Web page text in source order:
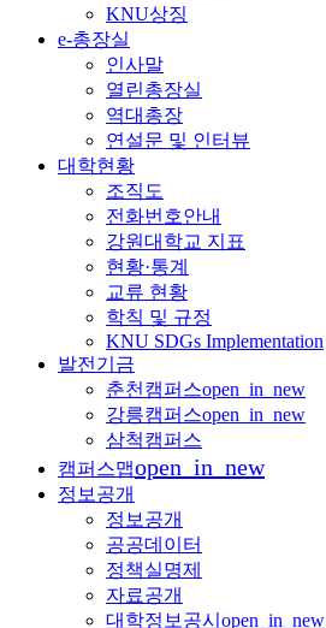
KNU상징
e-총장실
인사말
열린총장실
역대총장
연설문 및 인터뷰
대학현황
조직도
전화번호안내
강원대학교 지표
현황·통계
교류 현황
학칙 및 규정
KNU SDGs Implementation
발전기금
춘천캠퍼스open_in_new
강릉캠퍼스open_in_new
삼척캠퍼스
캠퍼스맵open_in_new
정보공개
정보공개
공공데이터
정책실명제
자료공개
대학정보공시 open_in_new